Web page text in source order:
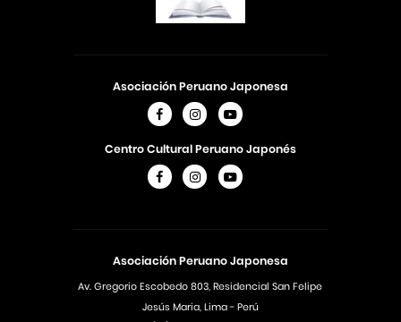
Asociación Peruano Japonesa
Av. Gregorio Escobedo 803, Residencial San Felipe
Jesús Maria, Lima - Perú
Asociación Peruano Japonesa
Centro Cultural Peruano Japonés